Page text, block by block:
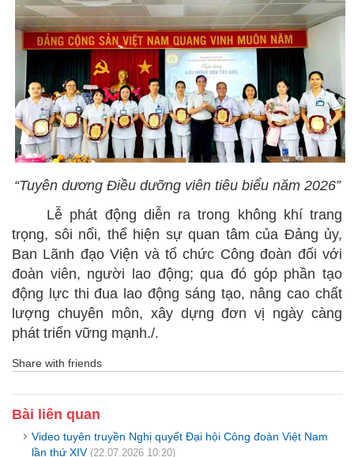
“Tuyên dương Điều dưỡng viên tiêu biểu năm 2026”
Lễ phát động diễn ra trong không khí trang
trọng, sôi nổi, thể hiện sự quan tâm của Đảng ủy,
Ban Lãnh đạo Viện và tổ chức Công đoàn đối với
đoàn viên, người lao động; qua đó góp phần tạo
động lực thi đua lao động sáng tạo, nâng cao chất
lượng chuyên môn, xây dựng đơn vị ngày càng
phát triển vững mạnh./.
Share with friends
Bài liên quan
Video tuyên truyền Nghị quyết Đại hội Công đoàn Việt Nam
lần thứ XIV (22.07.2026 10:20)